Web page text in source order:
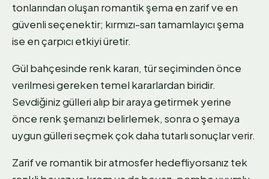
tonlarından oluşan romantik şema en zarif ve en
güvenli seçenektir; kırmızı-sarı tamamlayıcı şema
ise en çarpıcı etkiyi üretir.
Gül bahçesinde renk kararı, tür seçiminden önce
verilmesi gereken temel kararlardan biridir.
Sevdiğiniz gülleri alıp bir araya getirmek yerine
önce renk şemanızı belirlemek, sonra o şemaya
uygun gülleri seçmek çok daha tutarlı sonuçlar verir.
Zarif ve romantik bir atmosfer hedefliyorsanız tek